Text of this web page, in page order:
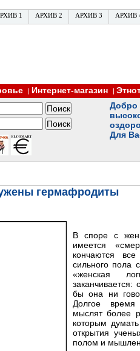
1 АРХИВ 2 АРХИВ 3 АРХИВ
| Интернет-магазин |
Добро
Для
гермафродиты
В споре с
имеется
кончаются все
сильного пола
«женская
заканчивается:
бы она ни
Долгое
мыслят более
которым
открытия
полом и